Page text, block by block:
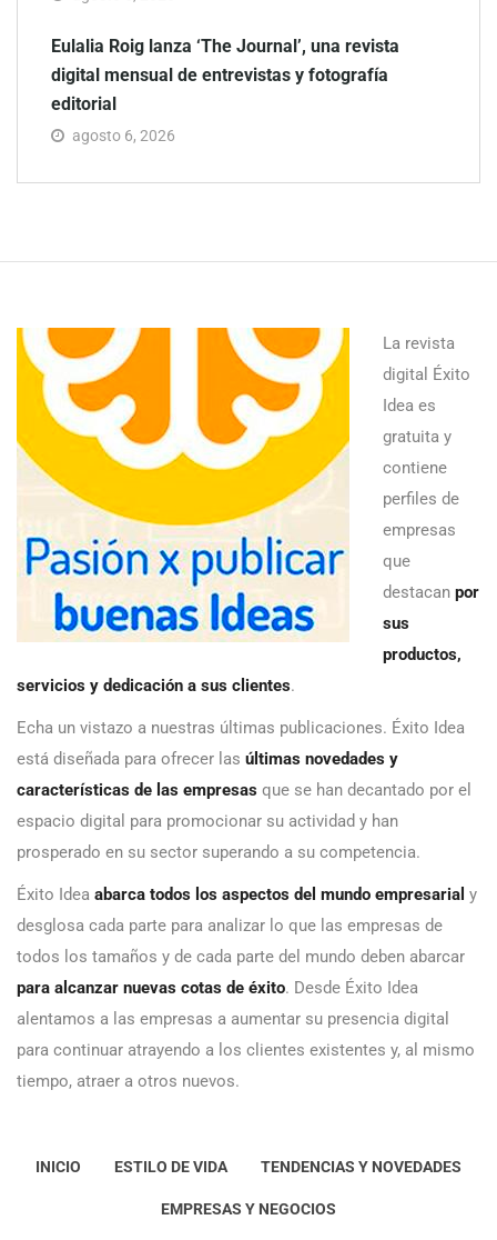
Eulalia Roig lanza ‘The Journal’, una revista
digital mensual de entrevistas y fotografía
editorial
agosto 6, 2026
La revista
digital Éxito
Idea es
gratuita y
contiene
perfiles de
empresas
que
destacan por
sus
productos,
servicios y dedicación a sus clientes.
Echa un vistazo a nuestras últimas publicaciones. Éxito Idea
está diseñada para ofrecer las últimas novedades y
características de las empresas que se han decantado por el
espacio digital para promocionar su actividad y han
prosperado en su sector superando a su competencia.
Éxito Idea abarca todos los aspectos del mundo empresarial y
desglosa cada parte para analizar lo que las empresas de
todos los tamaños y de cada parte del mundo deben abarcar
para alcanzar nuevas cotas de éxito. Desde Éxito Idea
alentamos a las empresas a aumentar su presencia digital
para continuar atrayendo a los clientes existentes y, al mismo
tiempo, atraer a otros nuevos.
INICIO ESTILO DE VIDA TENDENCIAS Y NOVEDADES
EMPRESAS Y NEGOCIOS